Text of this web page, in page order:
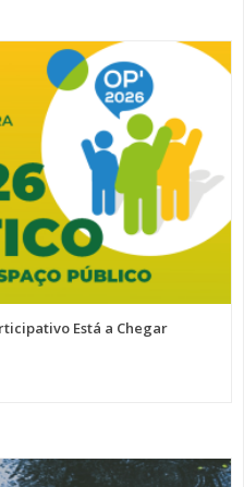
Está a Chegar